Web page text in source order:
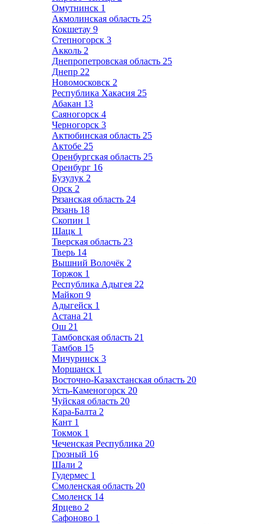
Омутнинск 1
Акмолинская область 25
Кокшетау 9
Степногорск 3
Акколь 2
Днепропетровская область 25
Днепр 22
Новомосковск 2
Республика Хакасия 25
Абакан 13
Саяногорск 4
Черногорск 3
Актюбинская область 25
Актобе 25
Оренбургская область 25
Оренбург 16
Бузулук 2
Орск 2
Рязанская область 24
Рязань 18
Скопин 1
Шацк 1
Тверская область 23
Тверь 14
Вышний Волочёк 2
Торжок 1
Республика Адыгея 22
Майкоп 9
Адыгейск 1
Астана 21
Ош 21
Тамбовская область 21
Тамбов 15
Мичуринск 3
Моршанск 1
Восточно-Казахстанская область 20
Усть-Каменогорск 20
Чуйская область 20
Кара-Балта 2
Кант 1
Токмок 1
Чеченская Республика 20
Грозный 16
Шали 2
Гудермес 1
Смоленская область 20
Смоленск 14
Ярцево 2
Сафоново 1